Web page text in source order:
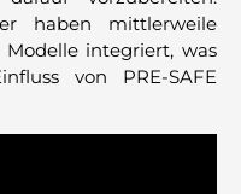
haben mittlerweile
integriert, was
von PRE-SAFE